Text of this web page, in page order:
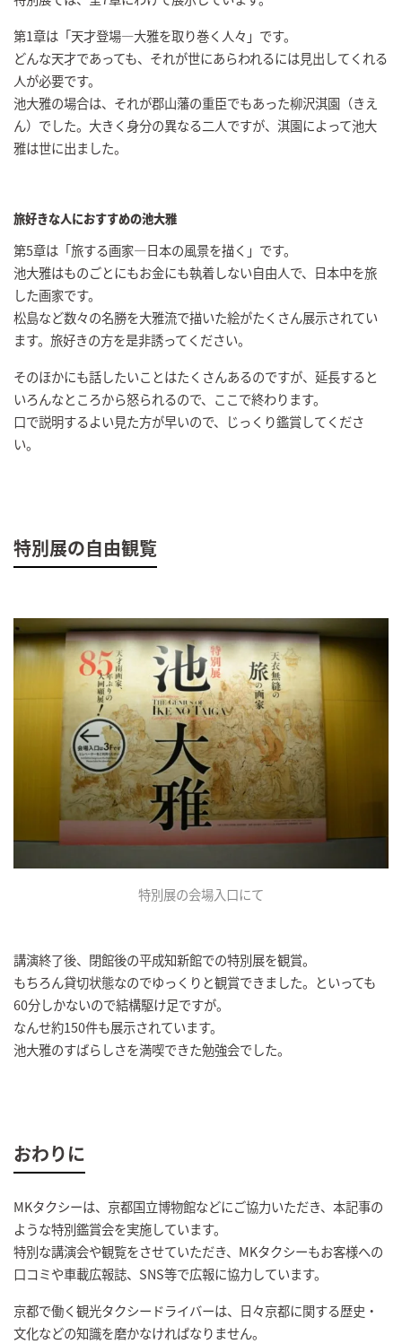
第1章は「天才登場―大雅を取り巻く人々」です。
どんな天才であっても、それが世にあらわれるには見出してくれる
人が必要です。
池大雅の場合は、それが郡山藩の重臣でもあった柳沢淇園（きえ
ん）でした。大きく身分の異なる二人ですが、淇園によって池大
雅は世に出ました。
旅好きな人におすすめの池大雅
第5章は「旅する画家―日本の風景を描く」です。
池大雅はものごとにもお金にも執着しない自由人で、日本中を旅
した画家です。
松島など数々の名勝を大雅流で描いた絵がたくさん展示されてい
ます。旅好きの方を是非誘ってください。
そのほかにも話したいことはたくさんあるのですが、延長すると
いろんなところから怒られるので、ここで終わります。
口で説明するよい見た方が早いので、じっくり鑑賞してくださ
い。
特別展の自由観覧
特別展の会場入口にて
講演終了後、閉館後の平成知新館での特別展を観賞。
もちろん貸切状態なのでゆっくりと観賞できました。といっても
60分しかないので結構駆け足ですが。
なんせ約150件も展示されています。
池大雅のすばらしさを満喫できた勉強会でした。
おわりに
MKタクシーは、京都国立博物館などにご協力いただき、本記事の
ような特別鑑賞会を実施しています。
特別な講演会や観覧をさせていただき、MKタクシーもお客様への
口コミや車載広報誌、SNS等で広報に協力しています。
京都で働く観光タクシードライバーは、日々京都に関する歴史・
文化などの知識を磨かなければなりません。